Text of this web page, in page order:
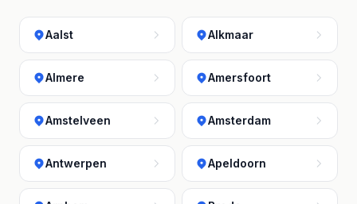
Aalst Alkmaar
Almere Amersfoort
Amstelveen Amsterdam
Antwerpen Apeldoorn